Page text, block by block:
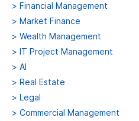
> Financial Management
> Market Finance
> Wealth Management
> IT Project Management
> AI
> Real Estate
> Legal
> Commercial Management